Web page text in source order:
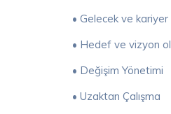
• Gelecek ve
• Hedef ve vizyon
• Değişim Yönetimi
• Uzaktan Çalışma